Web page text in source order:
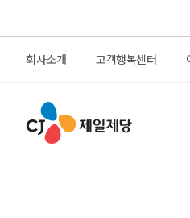
회사소개 고객행복센터